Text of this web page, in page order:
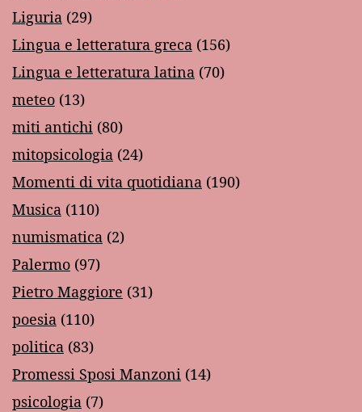
Liguria (29)
Lingua e letteratura greca (156)
Lingua e letteratura latina (70)
meteo (13)
miti antichi (80)
mitopsicologia (24)
Momenti di vita quotidiana (190)
Musica (110)
numismatica (2)
Palermo (97)
Pietro Maggiore (31)
poesia (110)
politica (83)
Promessi Sposi Manzoni (14)
psicologia (7)